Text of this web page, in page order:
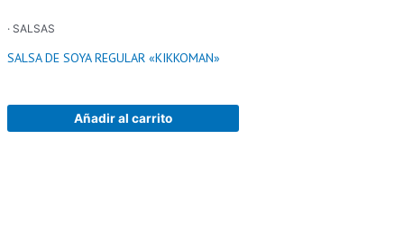
· SALSAS
SALSA DE SOYA REGULAR «KIKKOMAN»
Añadir al carrito